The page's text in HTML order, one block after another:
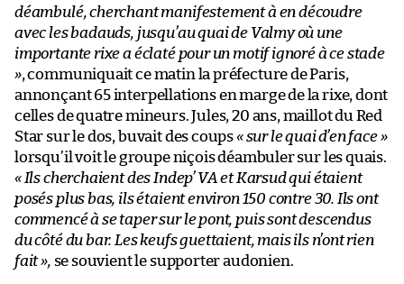
déambulé, cherchant manifestement à en découdre
avec les badauds, jusqu’au quai de Valmy où une
importante rixe a éclaté pour un motif ignoré à ce stade
», communiquait ce matin la préfecture de Paris,
annonçant 65 interpellations en marge de la rixe, dont
celles de quatre mineurs. Jules, 20 ans, maillot du Red
Star sur le dos, buvait des coups«sur le quai d’en face»
lorsqu’il voit le groupe niçois déambuler sur les quais.
« Ils cherchaient des Indep’ VA et Karsud qui étaient
posés plus bas, ils étaient environ 150 contre 30. Ils ont
commencé à se taper sur le pont, puis sont descendus
du côté du bar. Les keufs guettaient, mais ils n’ont rien
fait», se souvient le supporter audonien.